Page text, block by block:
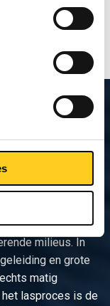
Toon meer
van een
dit type roestvast
toestand is
een uitstekende
milieus. In
en grote
matig
het lasproces is de